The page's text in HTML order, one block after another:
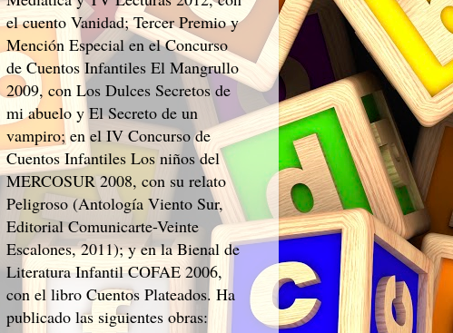
el cuento Vanidad; Tercer Premio y
Mención Especial en el Concurso
de Cuentos Infantiles El Mangrullo
2009, con Los Dulces Secretos de
mi abuelo y El Secreto de un
vampiro; en el IV Concurso de
Cuentos Infantiles Los niños del
MERCOSUR 2008, con su relato
Peligroso (Antología Viento Sur,
Editorial Comunicarte-Veinte
Escalones, 2011); y en la Bienal de
Literatura Infantil COFAE 2006,
con el libro Cuentos Plateados. Ha
publicado las siguientes obras: